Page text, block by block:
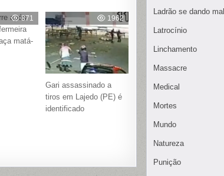
871
após
matá-
1962
Gari assassinado a
tiros em Lajedo (PE) é
identificado
Ladrão se dando mal
Latrocínio
Linchamento
Massacre
Medical
Mortes
Mundo
Natureza
Punição